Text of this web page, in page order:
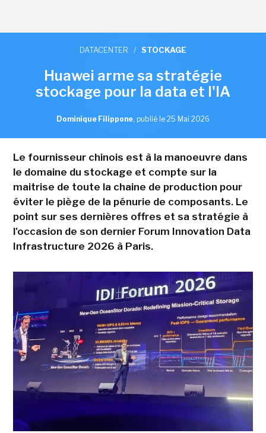
DATACENTER / STOCKAGE
Huawei arme sa stratégie
stockage pour la data et l'IA
Dominique Filippone, publié le 25 Mai 2026
Le fournisseur chinois est à la manoeuvre dans
le domaine du stockage et compte sur la
maitrise de toute la chaine de production pour
éviter le piège de la pénurie de composants. Le
point sur ses dernières offres et sa stratégie à
l'occasion de son dernier Forum Innovation Data
Infrastructure 2026 à Paris.